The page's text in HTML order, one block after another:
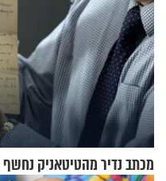
מכתב נדיר מהטיטאניק נחשף 113 שנים אחרי האסון